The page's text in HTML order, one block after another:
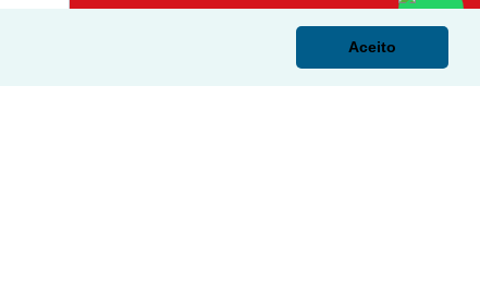
Aceito